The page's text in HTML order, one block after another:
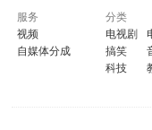
服务
视频
自媒体分成
分类
电视剧
搞笑
科技